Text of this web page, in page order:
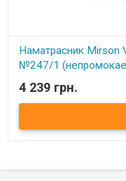
Наматрасник Mirson
№247/1
В наличии
Наматрасник Mirson
(непромокаемый на
Чехол: Итальянский
Valentino/Carmela/Royal
4 239 грн.